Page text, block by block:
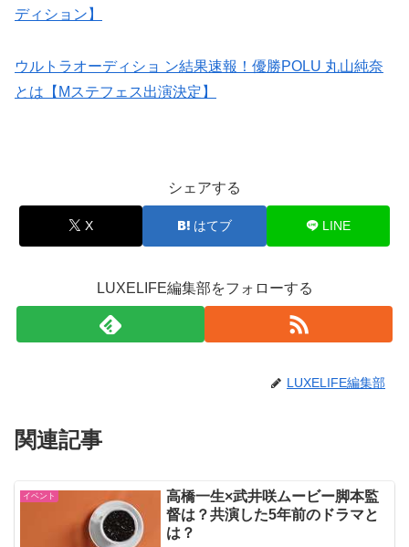
ディション】
ウルトラオーディショ ン結果速報！優勝POLU 丸山純奈
とは【Mステフェス出演決定】
シェアする
X はてブ LINE
LUXELIFE編集部をフォローする
LUXELIFE編集部
関連記事
イベント
高橋一生×武井咲ムービー脚本監
督は？共演した5年前のドラマと
は？